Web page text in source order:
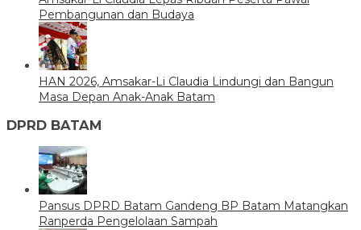
Pembangunan dan Budaya
HAN 2026, Amsakar-Li Claudia Lindungi dan Bangun
Masa Depan Anak-Anak Batam
DPRD BATAM
Pansus DPRD Batam Gandeng BP Batam Matangkan
Ranperda Pengelolaan Sampah